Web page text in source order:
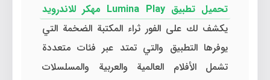
تحميل تطبيق Lumina Play مهكر للاندرويد
يكشف لك على الفور ثراء المكتبة الضخمة التي
يوفرها التطبيق والتي تمتد عبر فئات متعددة
تشمل الأفلام العالمية والعربية والمسلسلات